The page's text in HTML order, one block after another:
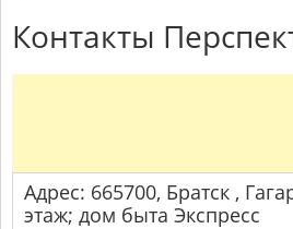
Контакты
Адрес: 665700, Братск ,
этаж; дом быта Экспресс